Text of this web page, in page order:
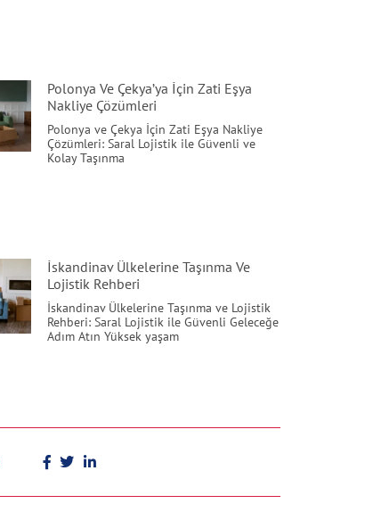
Polonya Ve Çekya’ya İçin Zati Eşya
Nakliye Çözümleri
Polonya ve Çekya İçin Zati Eşya Nakliye
Çözümleri: Saral Lojistik ile Güvenli ve
Kolay Taşınma
İskandinav Ülkelerine Taşınma Ve
Lojistik Rehberi
İskandinav Ülkelerine Taşınma ve Lojistik
Rehberi: Saral Lojistik ile Güvenli Geleceğe
Adım Atın Yüksek yaşam